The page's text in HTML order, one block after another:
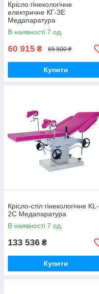
Крісло гінекологічне
електричне КГ-3Е
Медапаратура
В наявності 7 од.
60 915 ₴ 65 500 ₴
Купити
Крісло-стіл гінекологічне KL-
2C Медапаратура
В наявності 7 од.
133 536 ₴
Купити